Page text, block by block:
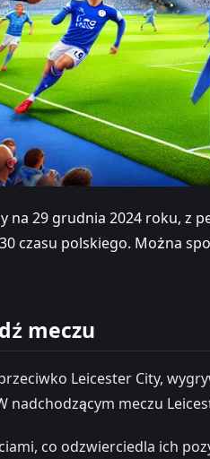
na 29 grudnia 2024 roku,
czasu polskiego. Można
meczu
Leicester City,
nadchodzącym meczu
co odzwierciedla ich